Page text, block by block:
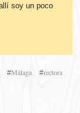
soy un poco
#Málaga #rectora